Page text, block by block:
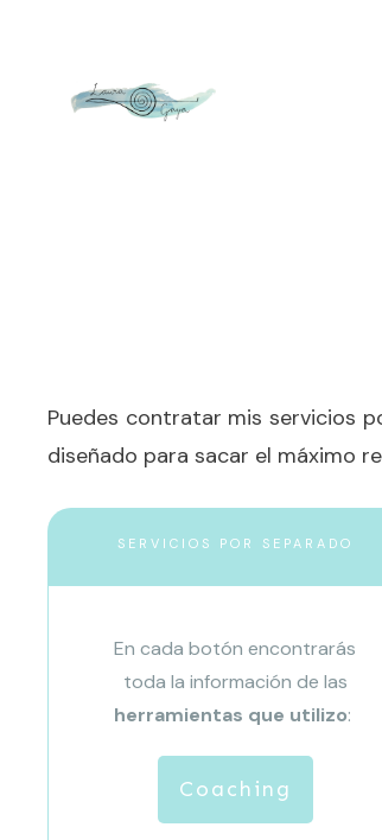
Puedes contratar mis servicios
diseñado para sacar el máximo
SERVICIOS POR SEPARADO
En cada botón encontrarás
toda la información de las
herramientas que utilizo:
Coaching